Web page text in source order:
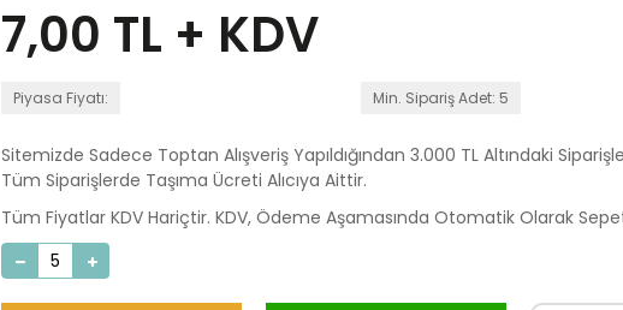
7,00 TL + KDV
Piyasa Fiyatı: Min. Sipariş Adet: 5
Sitemizde Sadece Toptan Alışveriş Yapıldığından 3.000 TL Altındaki
Tüm Siparişlerde Taşıma Ücreti Alıcıya Aittir.
Tüm Fiyatlar KDV Hariçtir. KDV, Ödeme Aşamasında Otomatik Olarak